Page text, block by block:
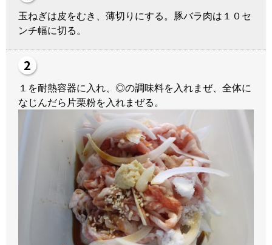
玉ねぎは皮をむき、薄切りにする。豚バラ肉は１０セ
ンチ幅に切る。
１を耐熱容器に入れ、◎の調味料を入れまぜ、全体に
なじんだら片栗粉を入れまぜる。